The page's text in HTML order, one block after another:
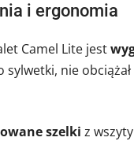
i ergonomia
Camel Lite jest
sylwetki, nie
szelki z